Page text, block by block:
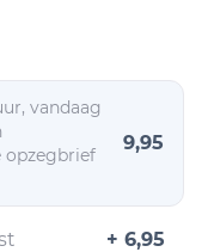
vandaag
opzegbrief
9,95
+ 6,95